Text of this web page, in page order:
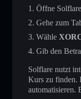
Öffne
Gehe zum
Wähle
Gib den
Solflare nutzt
Kurs zu finden.
automatisieren.